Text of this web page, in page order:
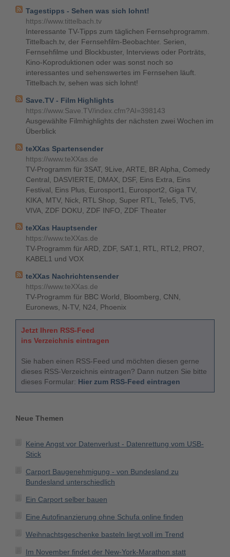
Tagestipps - Sehen was sich lohnt!
https://www.tittelbach.tv
Interessante TV-Tipps zum täglichen Fernsehprogramm.
Tittelbach.tv, der Fernsehfilm-Beobachter. Serien,
Fernsehfilme und Blockbuster, Interviews oder Porträts,
Kino-Koproduktionen oder was sonst noch so
interessantes und sehenswertes im Fernsehen läuft.
Tittelbach.tv, sehen was sich lohnt!
Save.TV - Film Highlights
https://www.Save.TV/index.cfm?AI=398143
Ausgewählte Filmhighlights der nächsten zwei Wochen im
Überblick
teXXas Spartensender
https://www.teXXas.de
TV-Programm für 3SAT, 9Live, ARTE, BR Alpha, Comedy
Central, DASVIERTE, DMAX, DSF, Eins Extra, Eins
Festival, Eins Plus, Eurosport1, Eurosport2, Giga TV,
KIKA, MTV, Nick, RTL Shop, Super RTL, Tele5, TV5,
VIVA, ZDF DOKU, ZDF INFO, ZDF Theater
teXXas Hauptsender
https://www.teXXas.de
TV-Programm für ARD, ZDF, SAT.1, RTL, RTL2, PRO7,
KABEL1 und VOX
teXXas Nachrichtensender
https://www.teXXas.de
TV-Programm für BBC World, Bloomberg, CNN,
Euronews, N-TV, N24, Phoenix
Jetzt Ihren RSS-Feed
ins Verzeichnis eintragen
Sie haben einen RSS-Feed und möchten diesen gerne
dieses RSS-Verzeichnis eintragen? Dann nutzen Sie bitte
dieses Formular: Hier zum RSS-Feed eintragen
Neue Themen
Keine Angst vor Datenverlust - Datenrettung vom USB-
Stick
Carport Baugenehmigung - von Bundesland zu
Bundesland unterschiedlich
Ein Carport selber bauen
Eine Autofinanzierung ohne Schufa online finden
Weihnachtsgeschenke basteln liegt voll im Trend
Im November findet der New-York-Marathon statt